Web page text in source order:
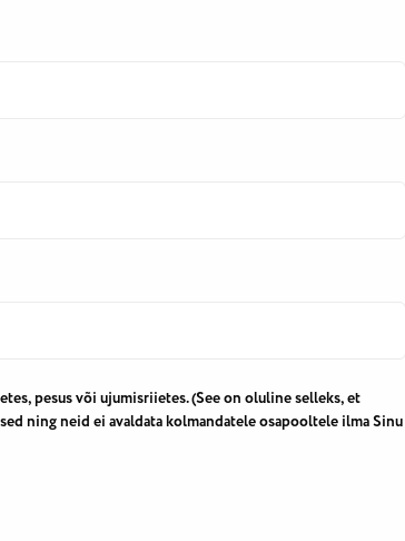
pesus või ujumisriietes. (See on oluline selleks, et
ning neid ei avaldata kolmandatele osapooltele ilma Sinu